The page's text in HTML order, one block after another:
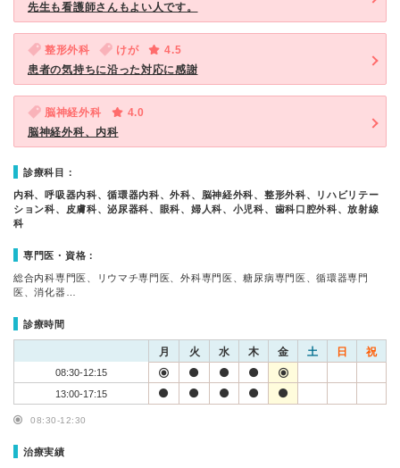
先生も看護師さんもよい人です。
整形外科 けが
4.5
患者の気持ちに沿った対応に感謝
脳神経外科
4.0
脳神経外科、内科
診療科目：
内科、呼吸器内科、循環器内科、外科、脳神経外科、整形外科、リハビリテー
ション科、皮膚科、泌尿器科、眼科、婦人科、小児科、歯科口腔外科、放射線
科
専門医・資格：
総合内科専門医、リウマチ専門医、外科専門医、糖尿病専門医、循環器専門
医、消化器…
診療時間
月 火 水 木 金 土 日 祝
08:30-12:15
13:00-17:15
08:30-12:30
治療実績